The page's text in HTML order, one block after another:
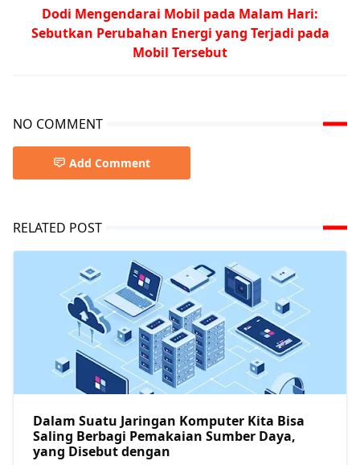
Dodi Mengendarai Mobil pada Malam Hari:
Sebutkan Perubahan Energi yang Terjadi pada
Mobil Tersebut
NO COMMENT
Add Comment
RELATED POST
Dalam Suatu Jaringan Komputer Kita Bisa
Saling Berbagi Pemakaian Sumber Daya,
yang Disebut dengan